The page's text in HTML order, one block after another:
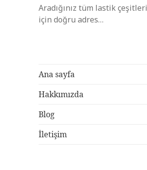
Aradığınız tüm lastik çeşitleri
için doğru adres…
Ana sayfa
Hakkımızda
Blog
İletişim